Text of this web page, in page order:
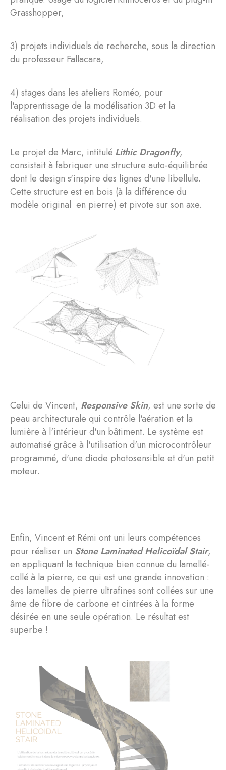
Grasshopper,
3) projets individuels de recherche, sous la direction
du professeur Fallacara,
4) stages dans les ateliers Roméo, pour
l'apprentissage de la modélisation 3D et la
réalisation des projets individuels.
Le projet de Marc, intitulé Lithic Dragonfly,
consistait à fabriquer une structure auto-équilibrée
dont le design s'inspire des lignes d'une libellule.
Cette structure est en bois (à la différence du
modèle original en pierre) et pivote sur son axe.
Celui de Vincent, Responsive Skin, est une sorte de
peau architecturale qui contrôle l'aération et la
lumière à l'intérieur d'un bâtiment. Le système est
automatisé grâce à l'utilisation d'un microcontrôleur
programmé, d'une diode photosensible et d'un petit
moteur.
Enfin, Vincent et Rémi ont uni leurs compétences
pour réaliser un Stone Laminated Helicoïdal Stair,
en appliquant la technique bien connue du lamellé-
collé à la pierre, ce qui est une grande innovation :
des lamelles de pierre ultrafines sont collées sur une
âme de fibre de carbone et cintrées à la forme
désirée en une seule opération. Le résultat est
superbe !